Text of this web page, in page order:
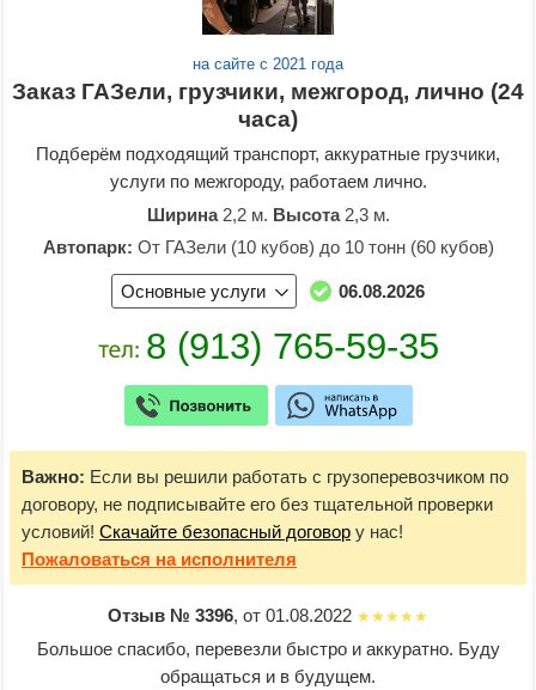
на сайте с 2021 года
Заказ ГАЗели, грузчики, межгород, лично (24
часа)
Подберём подходящий транспорт, аккуратные грузчики,
услуги по межгороду, работаем лично.
Ширина2,2 м. Высота2,3 м.
Автопарк: От ГАЗели (10 кубов) до 10 тонн (60 кубов)
Основные услуги 06.08.2026
Важно: Если вы решили работать с грузоперевозчиком по
договору, не подписывайте его без тщательной проверки
условий! Скачайте безопасный договор у нас!
Пожаловаться на исполнителя
Отзыв № 3396, от 01.08.2022
Большое спасибо, перевезли быстро и аккуратно. Буду
обращаться и в будущем.